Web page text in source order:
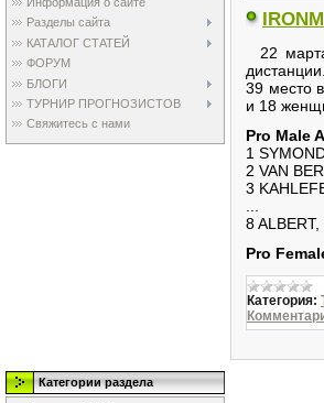
Разделы сайта
КАТАЛОГ СТАТЕЙ
ФОРУМ
БЛОГИ
ТУРНИР ПРОГНОЗИСТОВ
Свяжитесь с нами
Категории раздела
22
39 место
и 18
Pro Male
1
2 VAN
3
8
Pro
Категория: